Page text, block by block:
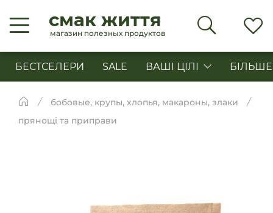
смак життя
магазин полезных продуктов
БЕСТСЕЛЕРИ SALE ВАШІ ЦІЛІ БІЛЬШЕ
бобовые, крупы, хлопья, макароны, злаки
прянощі та приправи